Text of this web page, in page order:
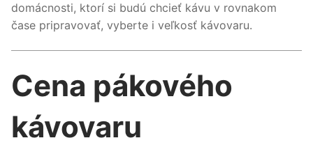
domácnosti, ktorí si budú chcieť kávu v rovnakom
čase pripravovať, vyberte i veľkosť kávovaru.
Cena pákového
kávovaru